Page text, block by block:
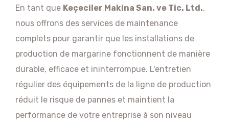
En tant que Keçeciler Makina San. ve Tic. Ltd.,
nous offrons des services de maintenance
complets pour garantir que les installations de
production de margarine fonctionnent de manière
durable, efficace et ininterrompue. L'entretien
régulier des équipements de la ligne de production
réduit le risque de pannes et maintient la
performance de votre entreprise à son niveau